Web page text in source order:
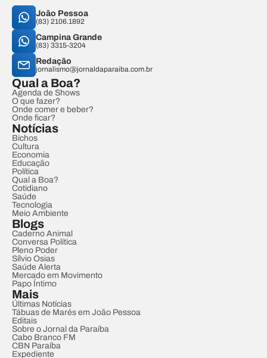
João Pessoa
(83) 2106.1892
Campina Grande
(83) 3315-3204
Redação
jornalismo@jornaldaparaiba.com.br
Qual a Boa?
Agenda de Shows
O que fazer?
Onde comer e beber?
Onde ficar?
Notícias
Bichos
Cultura
Economia
Educação
Política
Qual a Boa?
Cotidiano
Saúde
Tecnologia
Meio Ambiente
Blogs
Caderno Animal
Conversa Política
Pleno Poder
Sílvio Osias
Saúde Alerta
Mercado em Movimento
Papo Íntimo
Mais
Últimas Notícias
Tábuas de Marés em João Pessoa
Editais
Sobre o Jornal da Paraíba
Cabo Branco FM
CBN Paraíba
Expediente